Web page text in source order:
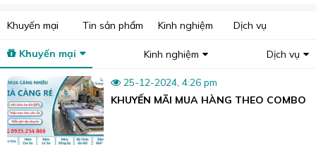
Khuyến mại Tin sản phẩm Kinh nghiệm Dịch vụ
Khuyến mại Kinh nghiệm Dịch vụ
25-12-2024, 4:26 pm
KHUYẾN MÃI MUA HÀNG THEO COMBO